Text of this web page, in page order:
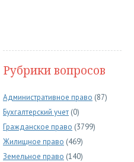
Рубрики вопросов
Административное право (87)
Бухгалтерский учет (0)
Гражданское право (3799)
Жилищное право (469)
Земельное право (140)